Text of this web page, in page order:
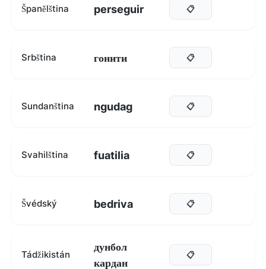
Španělština perseguir 📋
Srbština гонити 📋
Sundanština ngudag 📋
Svahilština fuatilia 📋
Švédský bedriva 📋
Tádžikistán
дунбол
кардан
📋